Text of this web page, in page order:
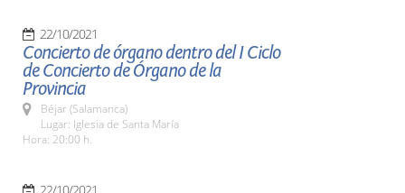
22/10/2021
Concierto de órgano dentro del I Ciclo
de Concierto de Órgano de la
Provincia
Béjar (Salamanca)
Lugar: Iglesia de Santa María
Hora: 20:00 h.